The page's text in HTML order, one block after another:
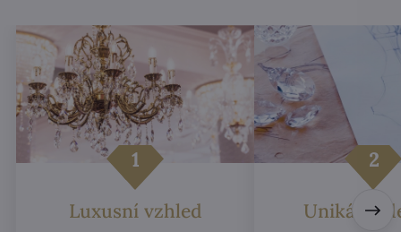
Luxusní vzhled Unikátní